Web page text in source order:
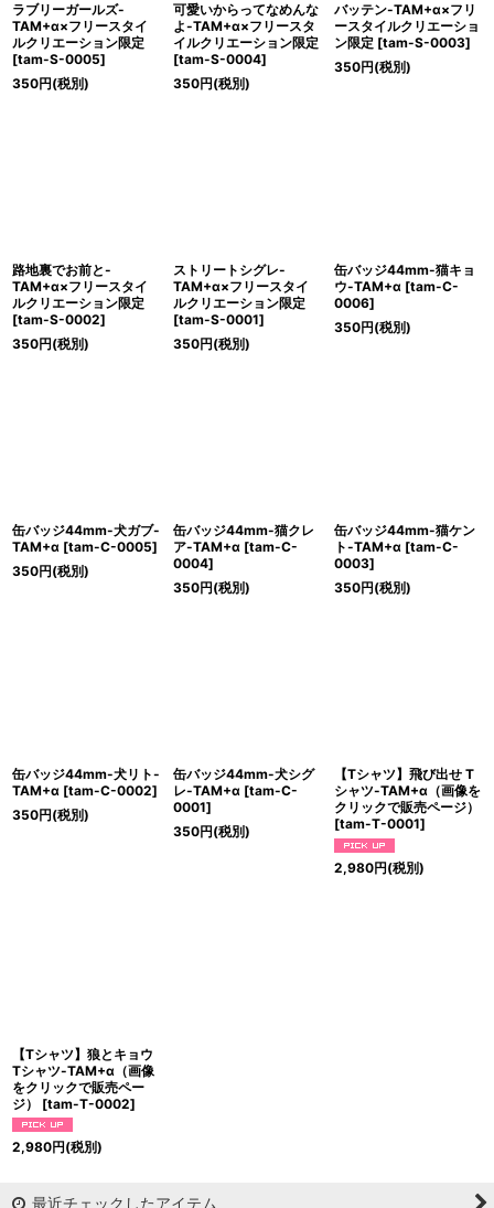
ラブリーガールズ-
TAM+α×フリースタイ
ルクリエーション限定
[tam-S-0005]
350円(税別)
可愛いからってなめんな
よ-TAM+α×フリースタ
イルクリエーション限定
[tam-S-0004]
350円(税別)
バッテン-TAM+α×フリ
ースタイルクリエーショ
ン限定 [tam-S-0003]
350円(税別)
路地裏でお前と-
TAM+α×フリースタイ
ルクリエーション限定
[tam-S-0002]
350円(税別)
ストリートシグレ-
TAM+α×フリースタイ
ルクリエーション限定
[tam-S-0001]
350円(税別)
缶バッジ44mm-猫キョ
ウ-TAM+α [tam-C-
0006]
350円(税別)
缶バッジ44mm-犬ガブ-
TAM+α [tam-C-0005]
350円(税別)
缶バッジ44mm-猫クレ
ア-TAM+α [tam-C-
0004]
350円(税別)
缶バッジ44mm-猫ケン
ト-TAM+α [tam-C-
0003]
350円(税別)
缶バッジ44mm-犬リト-
TAM+α [tam-C-0002]
350円(税別)
缶バッジ44mm-犬シグ
レ-TAM+α [tam-C-
0001]
350円(税別)
【Tシャツ】飛び出せ T
シャツ-TAM+α（画像を
クリックで販売ページ）
[tam-T-0001]
2,980円(税別)
【Tシャツ】狼とキョウ
Tシャツ-TAM+α（画像
をクリックで販売ペー
ジ）
[tam-T-0002]
2,980円(税別)
最近チェックしたアイテム